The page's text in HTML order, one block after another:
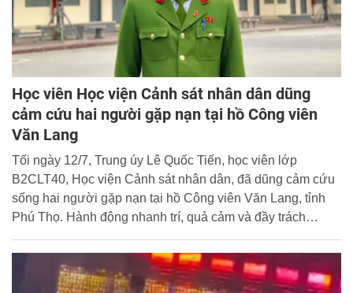
Học viên Học viện Cảnh sát nhân dân dũng
cảm cứu hai người gặp nạn tại hồ Công viên
Văn Lang
Tối ngày 12/7, Trung úy Lê Quốc Tiến, học viên lớp
B2CLT40, Học viện Cảnh sát nhân dân, đã dũng cảm cứu
sống hai người gặp nạn tại hồ Công viên Văn Lang, tỉnh
Phú Thọ. Hành động nhanh trí, quả cảm và đầy trách
học viên Học viện Cảnh sát nhân dân giàu bản lĩnh, nhân
văn, luôn sẵn sàng vì Nhân dân phục vụ.